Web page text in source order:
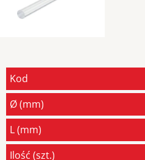
Kod
Ø (mm)
L (mm)
Ilość (szt.)